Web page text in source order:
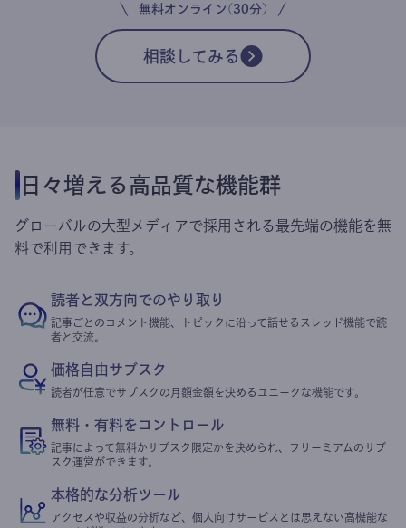
無料オンライン(30分)
相談してみる
日々増える高品質な機能群
グローバルの大型メディアで採用される最先端の機能を無
料で利用できます。
読者と双方向でのやり取り
記事ごとのコメント機能、トピックに沿って話せるスレッド機能で読
者と交流。
価格自由サブスク
読者が任意でサブスクの月額金額を決めるユニークな機能です。
無料・有料をコントロール
記事によって無料かサブスク限定かを決められ、フリーミアムのサブ
スク運営ができます。
本格的な分析ツール
アクセスや収益の分析など、個人向けサービスとは思えない高機能な